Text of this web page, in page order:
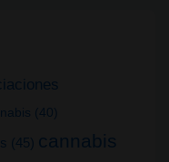
(40)
(45) cannabis